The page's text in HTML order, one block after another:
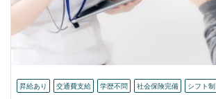
昇給あり 交通費支給 学歴不問 社会保険完備 シフト制